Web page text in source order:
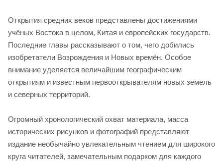
Открытия средних веков представлены достижениями
учёных Востока в целом, Китая и европейских государств.
Последние главы рассказывают о том, чего добились
изобретатели Возрождения и Новых времён. Особое
внимание уделяется величайшим географическим
открытиям и известным первооткрывателям новых земель
и северных территорий.
Огромный хронологический охват материала, масса
исторических рисунков и фотографий представляют
издание необычайно увлекательным чтением для широкого
круга читателей, замечательным подарком для каждого